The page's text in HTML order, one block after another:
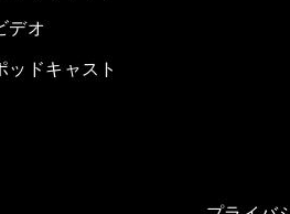
デオ
ッドキャスト